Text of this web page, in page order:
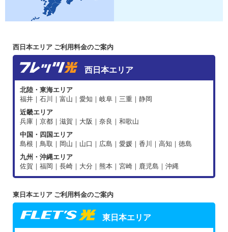
西日本エリア ご利用料金のご案内
西日本エリア
北陸・東海エリア
福井｜石川｜富山｜愛知｜岐阜｜三重｜静岡
近畿エリア
兵庫｜京都｜滋賀｜大阪｜奈良｜和歌山
中国・四国エリア
島根｜鳥取｜岡山｜山口｜広島｜愛媛｜香川｜高知｜徳島
九州・沖縄エリア
佐賀｜福岡｜長崎｜大分｜熊本｜宮崎｜鹿児島｜沖縄
東日本エリア ご利用料金のご案内
東日本エリア